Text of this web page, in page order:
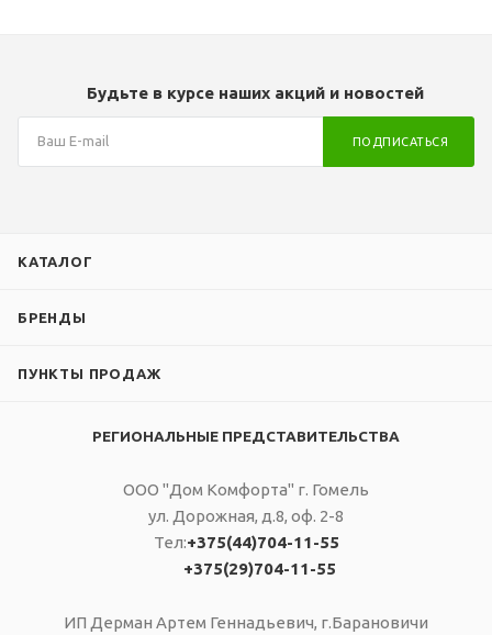
входного
285VAC ~ 485VAC
Будьте в курсе наших акций и новостей
ПОДПИСАТЬСЯ
КАТАЛОГ
БРЕНДЫ
ПУНКТЫ ПРОДАЖ
РЕГИОНАЛЬНЫЕ ПРЕДСТАВИТЕЛЬСТВА
ООО "Дом Комфорта" г. Гомель
ул. Дорожная, д.8, оф. 2-8
Тел:+375(44)704-11-55
+375(29)704-11-55
ИП Дерман Артем Геннадьевич, г.Барановичи